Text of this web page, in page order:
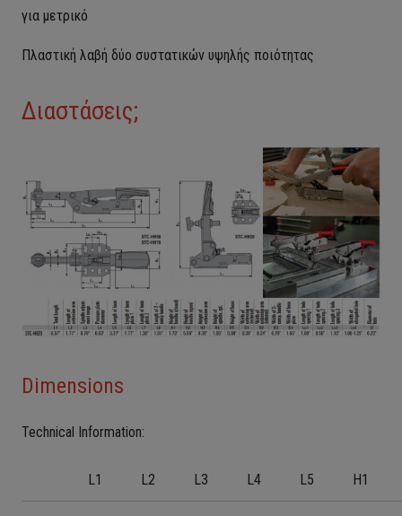
για μετρικό
Πλαστική λαβή δύο συστατικών υψηλής ποιότητας
Διαστάσεις;
Dimensions
Technical Information:
L1 L2 L3 L4 L5 H1